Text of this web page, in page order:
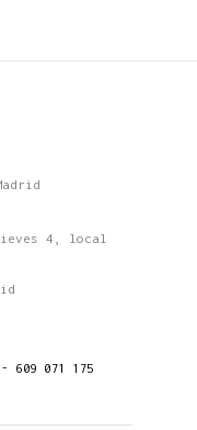
4, local
609 071 175